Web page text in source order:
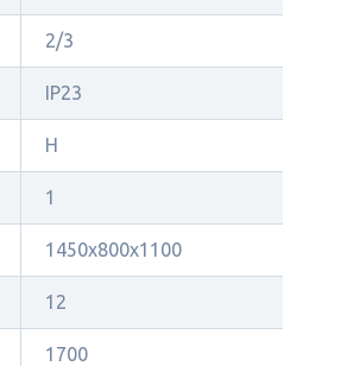
2/3
IP23
Н
1
1450х800х1100
12
1700